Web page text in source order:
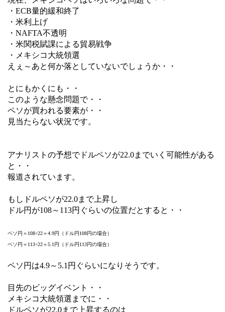
・ECB量的緩和終了
・米利上げ
・NAFTA不透明
・米関税賦課による貿易戦争
・メキシコ大統領選
えぇ～あと何か落としていないでしょうか・・
とにもかくにも・・
このような懸念問題で・・
ペソが買われる要素が・・
見当たらない状況です。
アナリストの予想でドルペソが22.0までいく可能性がある
と・・
報道されています。
もしドルペソが22.0まで上昇し
ドル円が108～113円ぐらいの位置だとすると・・
ペソ円＝108÷22＝4.9円（ドル円108円の場合）
ペソ円＝113÷22＝5.1円（ドル円113円の場合）
ペソ円は4.9～5.1円ぐらいになりそうです。
目先のビッグイベント・・
メキシコ大統領選までに・・
ドルペソが22.0まで上昇するのは